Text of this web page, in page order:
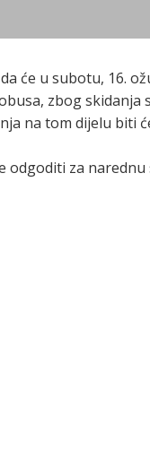
će u subotu, 16.
zbog
na tom dijelu biti
odgoditi za narednu